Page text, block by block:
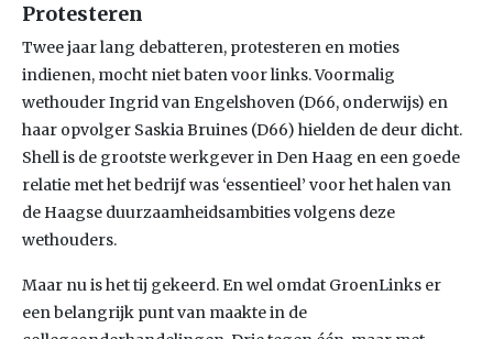
Protesteren
Twee jaar lang debatteren, protesteren en moties
indienen, mocht niet baten voor links. Voormalig
wethouder Ingrid van Engelshoven (D66, onderwijs) en
haar opvolger Saskia Bruines (D66) hielden de deur dicht.
Shell is de grootste werkgever in Den Haag en een goede
relatie met het bedrijf was ‘essentieel’ voor het halen van
de Haagse duurzaamheidsambities volgens deze
wethouders.
Maar nu is het tij gekeerd. En wel omdat GroenLinks er
een belangrijk punt van maakte in de